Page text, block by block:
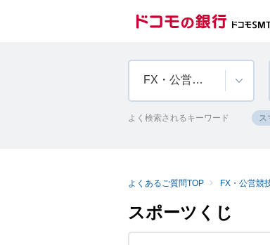
FX・公営競技・スポーツくじ・純金積立
よく検索されるキーワード ス
よくあるご質問TOP FX・公営競
スポーツくじ